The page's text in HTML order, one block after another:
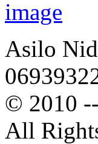
Asilo
© 2010
All